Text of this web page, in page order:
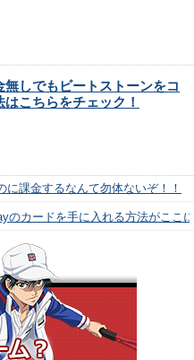
無しでもビートストーンをコ
こちらをチェック！
に課金するなんて勿体ないぞ！！
のカードを手に入れる方法がここ